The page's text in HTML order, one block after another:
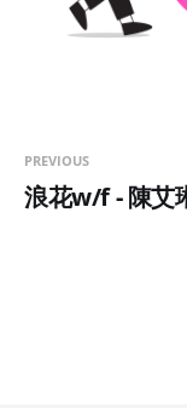
PREVIOUS
浪花w/f - 陳艾